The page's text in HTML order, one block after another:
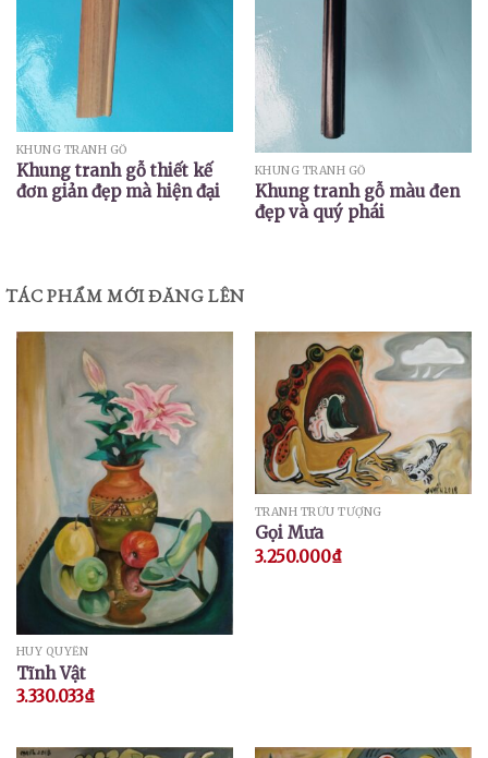
KHUNG TRANH GỖ
Khung tranh gỗ thiết kế
đơn giản đẹp mà hiện đại
KHUNG TRANH GỖ
Khung tranh gỗ màu đen
đẹp và quý phái
TÁC PHẨM MỚI ĐĂNG LÊN
HUY QUYỂN
Tĩnh Vật
3.330.033₫
TRANH TRỪU TƯỢNG
Gọi Mưa
3.250.000₫